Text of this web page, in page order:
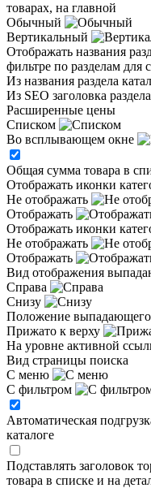
товарах, на главной
Обычный
Вертикальный
Отображать названия
фильтре по разделам для
Из названия раздела
Из SEO заголовка раздела
Расширенные цены
Списком
Во всплывающем окне
Общая сумма товара в
Отображать иконки
Не отображать
Отображать
Отображать иконки
Не отображать
Отображать
Вид отображения
Справа
Снизу
Положение выпадающего
Прижато к верху
На уровне активной
Вид страницы поиска
С меню
С фильтром
Автоматическая
каталоге
Подставлять заголовок
товара в списке и на